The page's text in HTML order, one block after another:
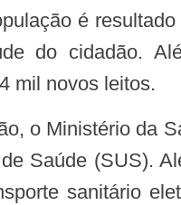
do cidadão.
mil novos leitos.
o Ministério da
Saúde (SUS).
sanitário